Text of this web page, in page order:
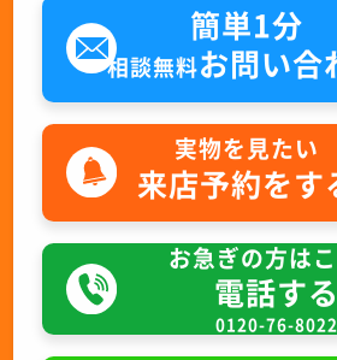
簡単1分
相談無料お問い合
実物を見たい
来店予約をす
お急ぎの方は
電話する
0120-76-8022